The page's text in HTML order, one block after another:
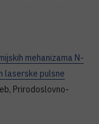
mehanizama N-
laserske pulsne
Prirodoslovno-